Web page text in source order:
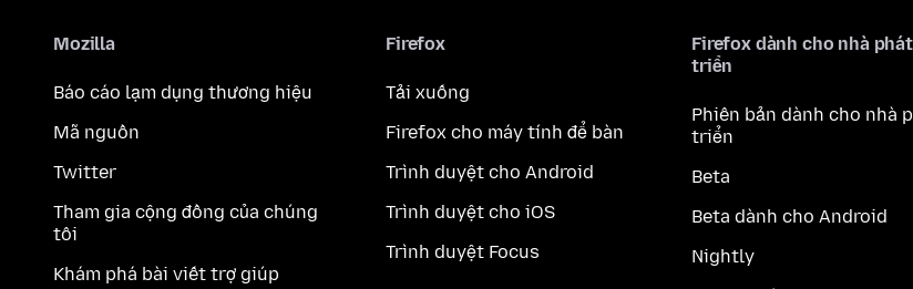
Mozilla
Báo cáo lạm dụng thương hiệu
Mã nguồn
Twitter
Tham gia cộng đồng của chúng
tôi
Khám phá bài viết trợ giúp
Firefox
Tải xuống
Firefox cho máy tính để bàn
Trình duyệt cho Android
Trình duyệt cho iOS
Trình duyệt Focus
Firefox dành cho nhà phát
triển
Phiên bản dành cho nhà
triển
Beta
Beta dành cho Android
Nightly